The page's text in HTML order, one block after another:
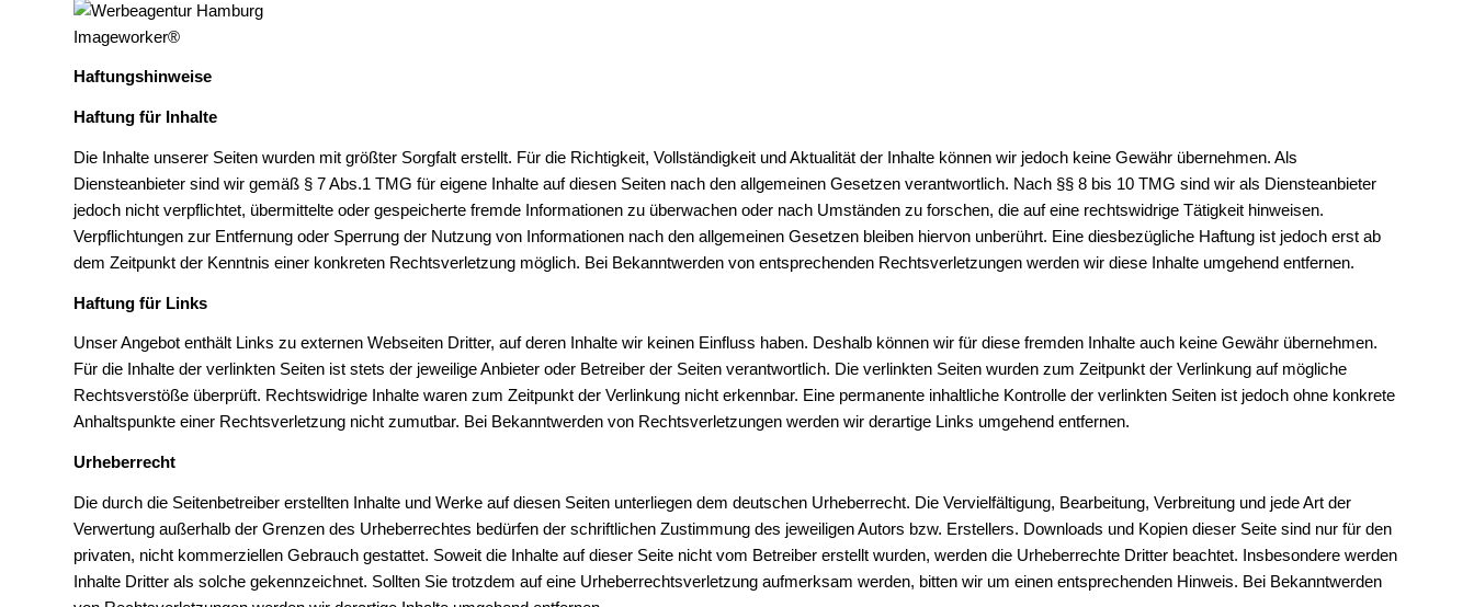
Haftungshinweise
Haftung für Inhalte
Die Inhalte unserer Seiten wurden mit größter Sorgfalt erstellt. Für die Richtigkeit, Vollständigkeit und Aktualität der Inhalte können wir jedoch keine Gewähr übernehmen. Als
Diensteanbieter sind wir gemäß § 7 Abs.1 TMG für eigene Inhalte auf diesen Seiten nach den allgemeinen Gesetzen verantwortlich. Nach §§ 8 bis 10 TMG sind wir als Diensteanbieter
jedoch nicht verpflichtet, übermittelte oder gespeicherte fremde Informationen zu überwachen oder nach Umständen zu forschen, die auf eine rechtswidrige Tätigkeit hinweisen.
Verpflichtungen zur Entfernung oder Sperrung der Nutzung von Informationen nach den allgemeinen Gesetzen bleiben hiervon unberührt. Eine diesbezügliche Haftung ist jedoch erst ab
dem Zeitpunkt der Kenntnis einer konkreten Rechtsverletzung möglich. Bei Bekanntwerden von entsprechenden Rechtsverletzungen werden wir diese Inhalte umgehend entfernen.
Haftung für Links
Unser Angebot enthält Links zu externen Webseiten Dritter, auf deren Inhalte wir keinen Einfluss haben. Deshalb können wir für diese fremden Inhalte auch keine Gewähr übernehmen.
Für die Inhalte der verlinkten Seiten ist stets der jeweilige Anbieter oder Betreiber der Seiten verantwortlich. Die verlinkten Seiten wurden zum Zeitpunkt der Verlinkung auf mögliche
Rechtsverstöße überprüft. Rechtswidrige Inhalte waren zum Zeitpunkt der Verlinkung nicht erkennbar. Eine permanente inhaltliche Kontrolle der verlinkten Seiten ist jedoch ohne konkrete
Anhaltspunkte einer Rechtsverletzung nicht zumutbar. Bei Bekanntwerden von Rechtsverletzungen werden wir derartige Links umgehend entfernen.
Urheberrecht
Die durch die Seitenbetreiber erstellten Inhalte und Werke auf diesen Seiten unterliegen dem deutschen Urheberrecht. Die Vervielfältigung, Bearbeitung, Verbreitung und jede Art der
Verwertung außerhalb der Grenzen des Urheberrechtes bedürfen der schriftlichen Zustimmung des jeweiligen Autors bzw. Erstellers. Downloads und Kopien dieser Seite sind nur für den
privaten, nicht kommerziellen Gebrauch gestattet. Soweit die Inhalte auf dieser Seite nicht vom Betreiber erstellt wurden, werden die Urheberrechte Dritter beachtet. Insbesondere werden
Inhalte Dritter als solche gekennzeichnet. Sollten Sie trotzdem auf eine Urheberrechtsverletzung aufmerksam werden, bitten wir um einen entsprechenden Hinweis. Bei Bekanntwerden